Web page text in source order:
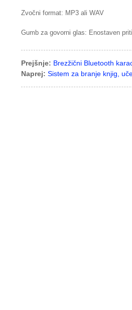
Zvočni format: MP3 ali WAV
Gumb za govorni glas: Enostaven
Prejšnje: Brezžični Bluetooth
Naprej: Sistem za branje knjig,